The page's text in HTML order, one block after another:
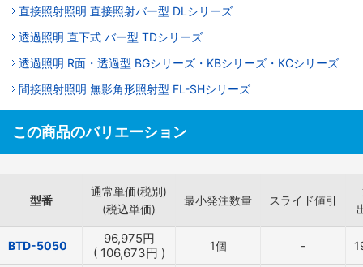
直接照射照明 直接照射バー型 DLシリーズ
透過照明 直下式 バー型 TDシリーズ
透過照明 R面・透過型 BGシリーズ・KBシリーズ・KCシリーズ
間接照射照明 無影角形照射型 FL-SHシリーズ
この商品のバリエーション
型番
通常単価(税別)
(税込単価)
最小発注数量 スライド値引
BTD-5050 96,975円
( 106,673円 ) 1個 -